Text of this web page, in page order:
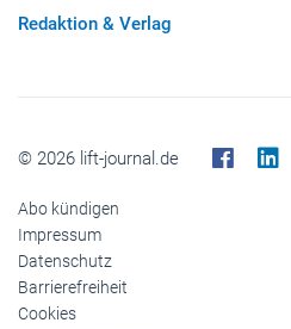
Redaktion & Verlag
© 2026 lift-journal.de
Abo kündigen
Impressum
Datenschutz
Barrierefreiheit
Cookies